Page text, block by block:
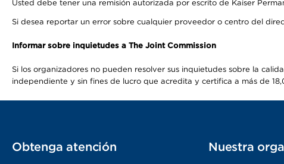
Usted debe tener una remisión autorizada por escrito de Kaiser
Si desea reportar un error sobre cualquier proveedor o centro del
Informar sobre inquietudes a The Joint Commission
Si los organizadores no pueden resolver sus inquietudes sobre la
independiente y sin fines de lucro que acredita y certifica a más de
Obtenga atención Nuestra